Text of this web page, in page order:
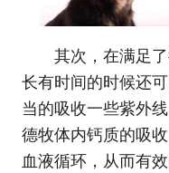
其次，在满足
长有时间的时候还
当的吸收一些紫外
德牧体内钙质的吸
血液循环，从而有